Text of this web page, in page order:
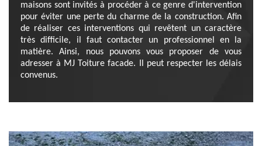
maisons sont invités à procéder à ce genre d'intervention
pour éviter une perte du charme de la construction. Afin
de réaliser ces interventions qui revêtent un caractère
très difficile, il faut contacter un professionnel en la
matière. Ainsi, nous pouvons vous proposer de vous
adresser à MJ Toiture facade. Il peut respecter les délais
convenus.